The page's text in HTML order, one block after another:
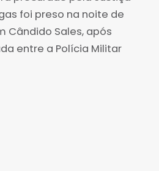
foi preso na noite de
Cândido Sales, após
entre a Polícia Militar